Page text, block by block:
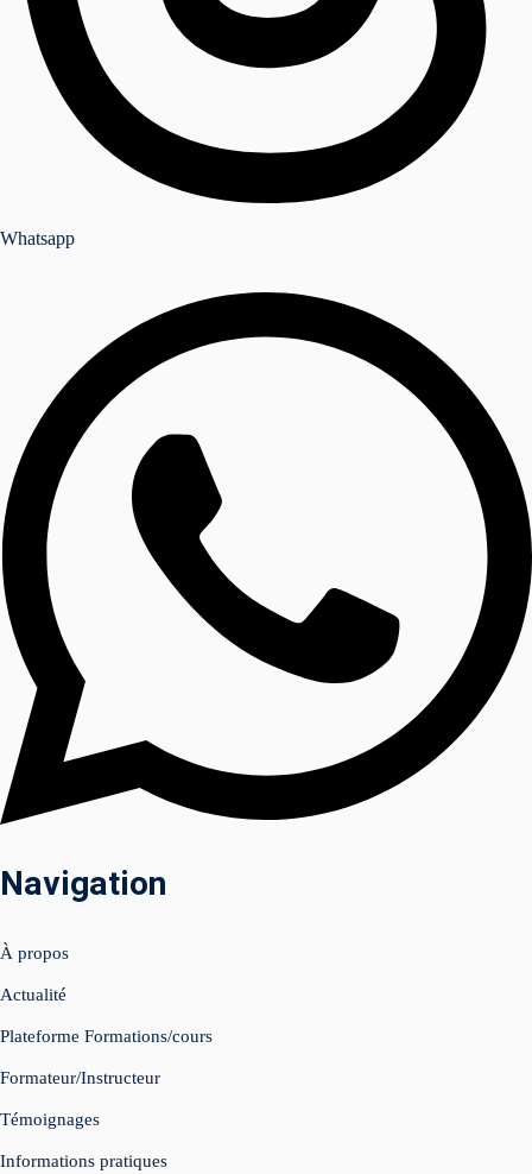
📲
& shooting
IA Vidéo IA
Whatsapp
Navigation
À propos
Actualité
Plateforme Formations/cours
Formateur/Instructeur
Témoignages
Informations pratiques